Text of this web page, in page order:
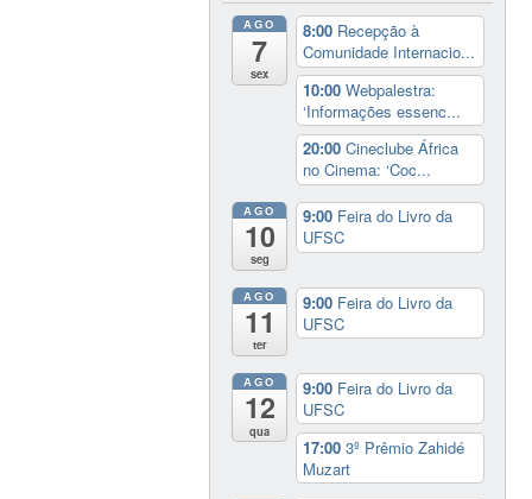
AGO
7
sex
8:00 Recepção à
Comunidade Internacio...
10:00Webpalestra:
‘Informações essenc...
20:00Cineclube África
no Cinema: ‘Coc...
AGO
10
seg
9:00 Feira do Livro da
UFSC
AGO
11
ter
9:00 Feira do Livro da
UFSC
AGO
12
qua
9:00 Feira do Livro da
UFSC
17:003º Prêmio Zahidé
Muzart